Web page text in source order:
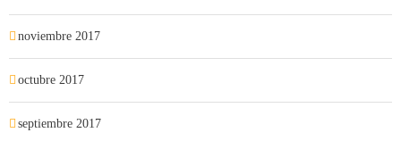
noviembre 2017
octubre 2017
septiembre 2017